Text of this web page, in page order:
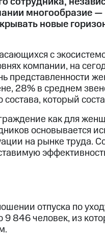
многообразие —
новые
с
компании, на
представленности
28% в среднем
который
как для
основывается
на рынке труда.
отпуска по
9 846 человек, из